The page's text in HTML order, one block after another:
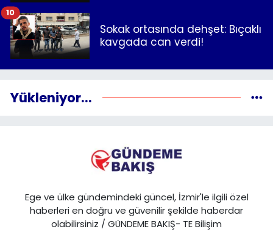
Sokak ortasında dehşet: Bıçaklı
kavgada can verdi!
10
Yükleniyor...
Ege ve ülke gündemindeki güncel, İzmir'le ilgili özel
haberleri en doğru ve güvenilir şekilde haberdar
olabilirsiniz / GÜNDEME BAKIŞ- TE Bilişim